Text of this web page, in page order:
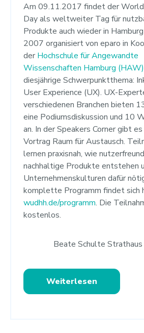
Am 09.11.2017 findet der
Day als weltweiter Tag für
Produkte auch wieder in
2007 organisiert von eparo in
der Hochschule für Angewandte
Wissenschaften Hamburg (HAW)
diesjährige Schwerpunktthema:
User Experience (UX). UX-
verschiedenen Branchen bieten
eine Podiumsdiskussion und 10
an. In der Speakers Corner gibt
Vortrag Raum für Austausch.
lernen praxisnah, wie
nachhaltige Produkte entstehen
Unternehmenskulturen dafür
komplette Programm findet sich
wudhh.de/programm. Die
kostenlos.
Beate Schulte Strathaus
Weiterlesen